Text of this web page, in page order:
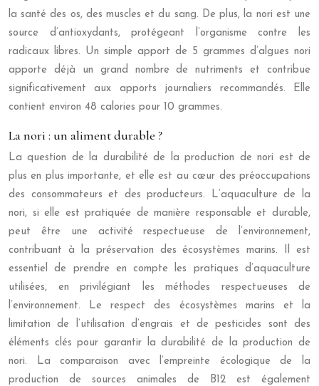
la santé des os, des muscles et du sang. De plus, la nori est une
source d’antioxydants, protégeant l’organisme contre les
radicaux libres. Un simple apport de 5 grammes d’algues nori
apporte déjà un grand nombre de nutriments et contribue
significativement aux apports journaliers recommandés. Elle
contient environ 48 calories pour 10 grammes.
La nori : un aliment durable ?
La question de la durabilité de la production de nori est de
plus en plus importante, et elle est au cœur des préoccupations
des consommateurs et des producteurs. L’aquaculture de la
nori, si elle est pratiquée de manière responsable et durable,
peut être une activité respectueuse de l’environnement,
contribuant à la préservation des écosystèmes marins. Il est
essentiel de prendre en compte les pratiques d’aquaculture
utilisées, en privilégiant les méthodes respectueuses de
l’environnement. Le respect des écosystèmes marins et la
limitation de l’utilisation d’engrais et de pesticides sont des
éléments clés pour garantir la durabilité de la production de
nori. La comparaison avec l’empreinte écologique de la
production de sources animales de B12 est également